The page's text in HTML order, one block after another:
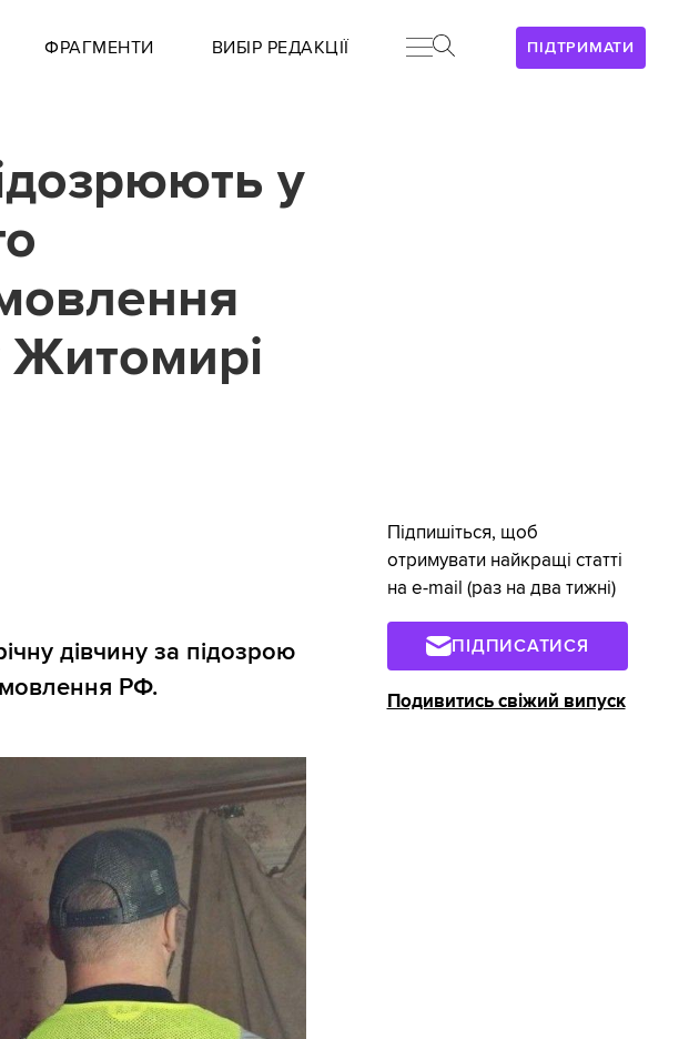
ПІДТРИМАТИ
ФРАГМЕНТИ ВИБІР РЕДАКЦІЇ
у
Житомирі
дівчину за підозрою
РФ.
Підпишіться, щоб
отримувати найкращі статті
на e-mail (раз на два тижні)
ПІДПИСАТИСЯ
Подивитись свіжий випуск